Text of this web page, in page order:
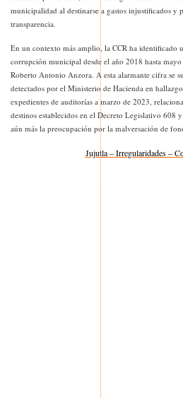
municipalidad al destinarse a gastos injustificados y
transparencia.
En un contexto más amplio, la CCR ha identificado
corrupción municipal desde el año 2018 hasta
Roberto Antonio Anzora. A esta alarmante cifra se
detectados por el Ministerio de Hacienda en
expedientes de auditorías a marzo de 2023,
destinos establecidos en el Decreto Legislativo 608
aún más la preocupación por la malversación de
Jujutla – Irregularidades –